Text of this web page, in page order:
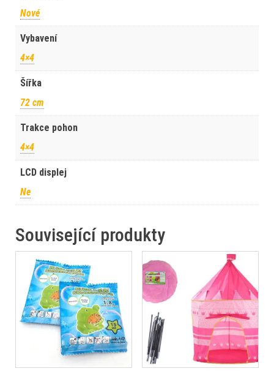
Nové
Vybavení
4×4
Šířka
72 cm
Trakce pohon
4×4
LCD displej
Ne
Související produkty